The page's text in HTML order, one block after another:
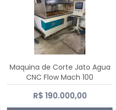
Maquina de Corte Jato Agua
CNC Flow Mach 100
R$ 190.000,00